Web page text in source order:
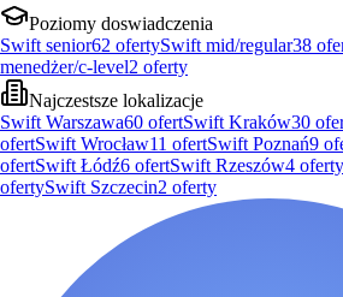
Poziomy doswiadczenia
Swift senior62 ofertySwift mid/regular38
menedżer/c-level2 oferty
Najczestsze lokalizacje
Swift Warszawa60 ofertSwift Kraków30
ofertSwift Wrocław11 ofertSwift Poznań9
ofertSwift Łódź6 ofertSwift Rzeszów4 oferty
ofertySwift Szczecin2 oferty